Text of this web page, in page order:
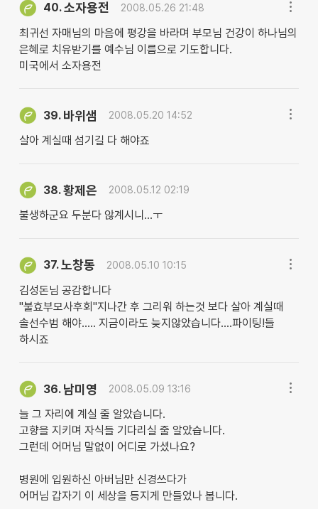
40.소자용전 2008.05.26 21:48
최귀선 자매님의 마음에 평강을 바라며 부모님 건강이 하나님의
은혜로 치유받기를 예수님 이름으로 기도합니다.
미국에서 소자용전
39. 바위샘 2008.05.20 14:52
살아 계실때 섬기길 다 해야죠
38.황제은 2008.05.12 02:19
불생하군요 두분다 않계시니...ㅜ
37.노창동 2008.05.10 10:15
김성돈님 공감합니다
"불효부모사후회"지나간 후 그리워 하는것 보다 살아 계실때
솔선수범 해야..... 지금이라도 늦지않았습니다....파이팅!들
하시죠
36. 남미영 2008.05.09 13:16
늘 그 자리에 계실 줄 알았습니다.
고향을 지키며 자식들 기다리실 줄 알았습니다.
그런데 어머님 말없이 어디로 가셨나요?
병원에 입원하신 아버님만 신경쓰다가
어머님 갑자기 이 세상을 등지게 만들었나 봅니다.